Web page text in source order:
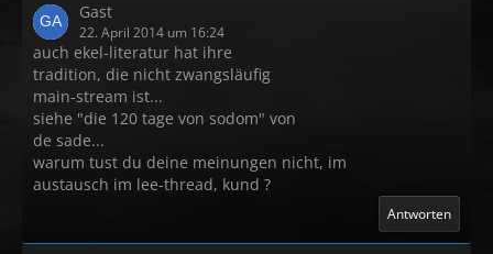
Gast
22. April 2014 um 16:24
auch ekel-literatur hat ihre
tradition, die nicht zwangsläufig
main-stream ist...
siehe "die 120 tage von sodom" von
de sade...
warum tust du deine meinungen nicht, im
austausch im lee-thread, kund ?
Antworten